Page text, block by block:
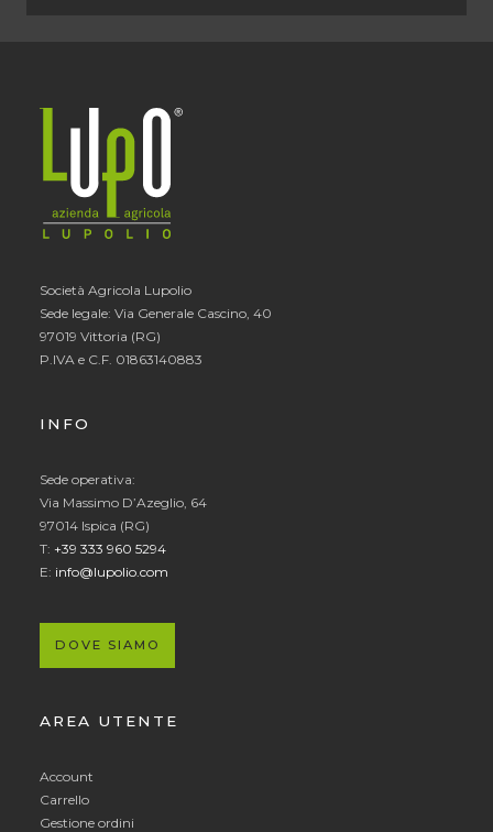
Società Agricola Lupolio
Sede legale: Via Generale Cascino, 40
97019 Vittoria (RG)
P.IVA e C.F. 01863140883
INFO
Sede operativa:
Via Massimo D’Azeglio, 64
97014 Ispica (RG)
T: +39 333 960 5294
E: info@lupolio.com
DOVE SIAMO
AREA UTENTE
Account
Carrello
Gestione ordini